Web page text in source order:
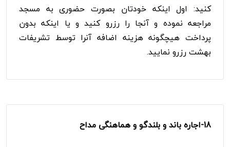
کنید: اول اینکه خودتان بصورت حضوری به مسجد
مراجعه نموده و آنجا را رزرو کنید و یا اینکه بدون
پرداخت هیچگونه هزینه اضافه آنرا توسط تشریفات
بهشت رزرو نمایید.
18- اجاره باند و بلندگو و هماهنگی مداح